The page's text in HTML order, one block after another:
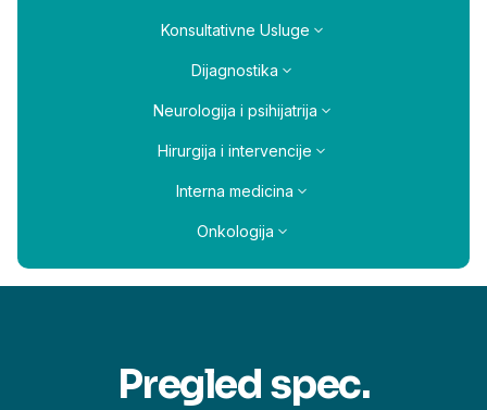
Konsultativne Usluge
Dijagnostika
Neurologija i psihijatrija
Hirurgija i intervencije
Interna medicina
Onkologija
Pregled spec.